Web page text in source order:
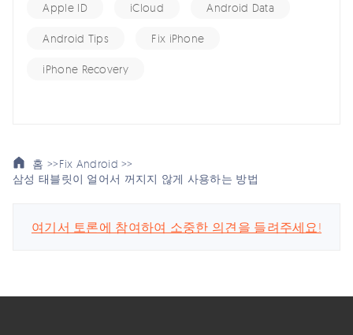
Apple ID iCloud Android Data
Android Tips Fix iPhone
iPhone Recovery
홈 >>Fix Android >>
삼성 태블릿이 얼어서 꺼지지 않게 사용하는 방법
여기서 토론에 참여하여 소중한 의견을 들려주세요!